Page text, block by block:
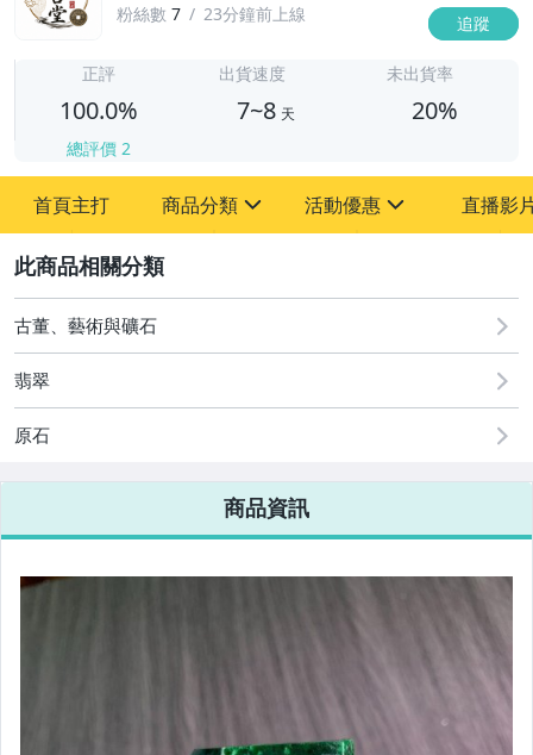
粉絲數 7 23分鐘前上線 追蹤
正評
100.0%
總評價 2
出貨速度
7~8 天
未出貨率
20%
首頁主打 商品分類
其它
活動優惠
[全店] 周年慶
[全店] 粉絲專享
直播影
古董、藝術與礦石
翡翠
原石
商品資訊